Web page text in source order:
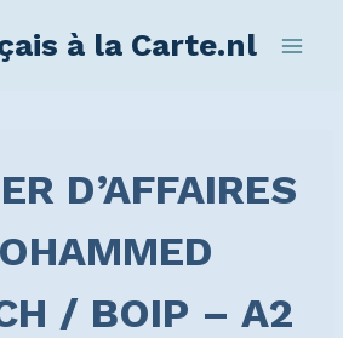
à la Carte.nl
D’AFFAIRES
/ BOIP – A2